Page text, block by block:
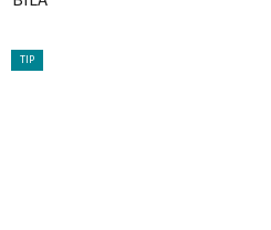
TIP